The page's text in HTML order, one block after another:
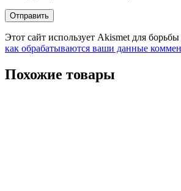
Этот сайт использует Akismet для
как обрабатываются ваши данные
Похожие товары